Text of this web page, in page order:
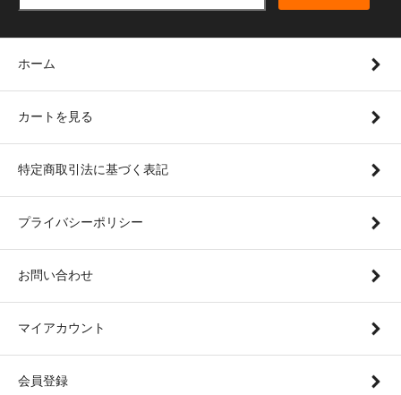
ホーム
カートを見る
特定商取引法に基づく表記
プライバシーポリシー
お問い合わせ
マイアカウント
会員登録